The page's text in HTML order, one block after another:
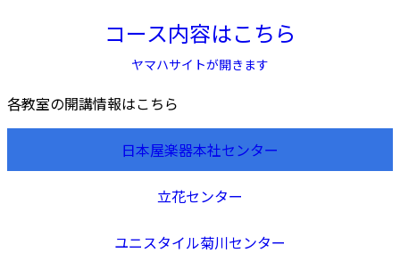
コース内容はこちら
ヤマハサイトが開きます
各教室の開講情報はこちら
日本屋楽器本社センター
立花センター
ユニスタイル菊川センター